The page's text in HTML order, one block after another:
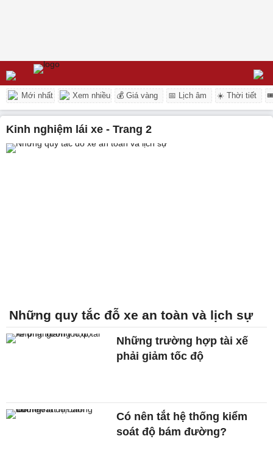
Mới nhất Xem nhiều 💰 Giá vàng 📅 Lịch âm ☀️ Thời tiết
kinh nghiệm lái xe - Trang 2
Những quy tắc đỗ xe an toàn và lịch sự
Những trường hợp tài xế
phải giảm tốc độ
Có nên tắt hệ thống kiểm
soát độ bám đường?